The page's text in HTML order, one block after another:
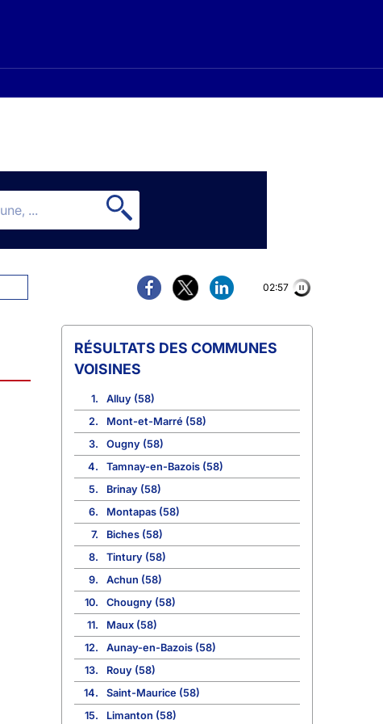
02:56
COMMUNES
VOISINES
1.
Alluy (58)
2.
Mont-et-Marré (58)
3.
Ougny (58)
4.
Tamnay-en-Bazois (58)
5.
Brinay (58)
6.
Montapas (58)
7.
Biches (58)
8.
Tintury (58)
9.
Achun (58)
10.
Chougny (58)
11.
Maux (58)
12.
Aunay-en-Bazois (58)
13.
Rouy (58)
14.
Saint-Maurice (58)
15.
Limanton (58)